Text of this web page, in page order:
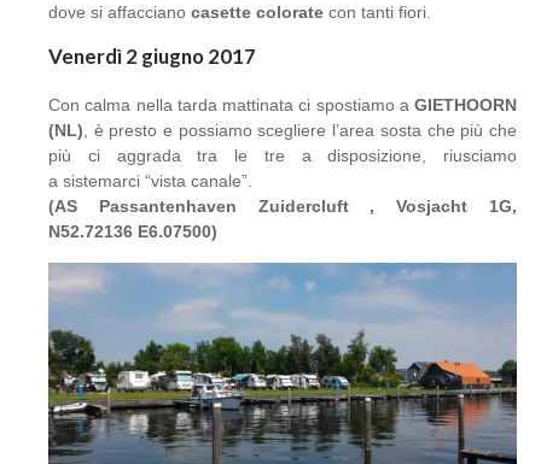
dove si affacciano casette colorate con tanti fiori.
Venerdì 2 giugno 2017
Con calma nella tarda mattinata ci spostiamo a GIETHOORN
(NL) , è presto e possiamo scegliere l’area sosta che più che
più ci aggrada tra le tre a disposizione, riusciamo
a sistemarci “vista canale”.
(AS Passantenhaven Zuidercluft , Vosjacht 1G,
N52.72136 E6.07500)